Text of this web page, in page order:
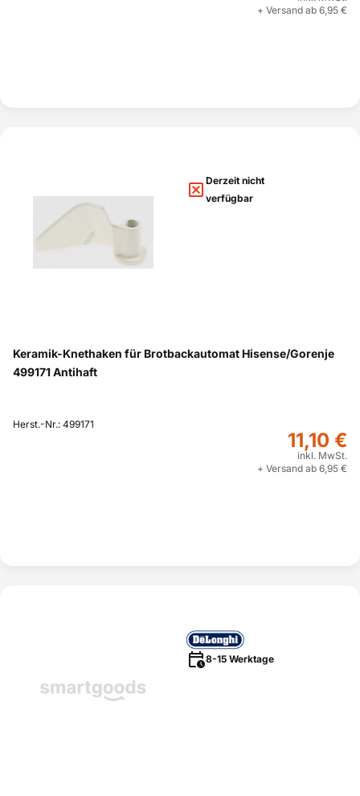
+ Versand ab 6,95 €
Derzeit nicht
verfügbar
Keramik-Knethaken für Brotbackautomat Hisense/Gorenje
499171 Antihaft
Herst.-Nr.: 499171
11,10 €
inkl. MwSt.
+ Versand ab 6,95 €
8-15 Werktage